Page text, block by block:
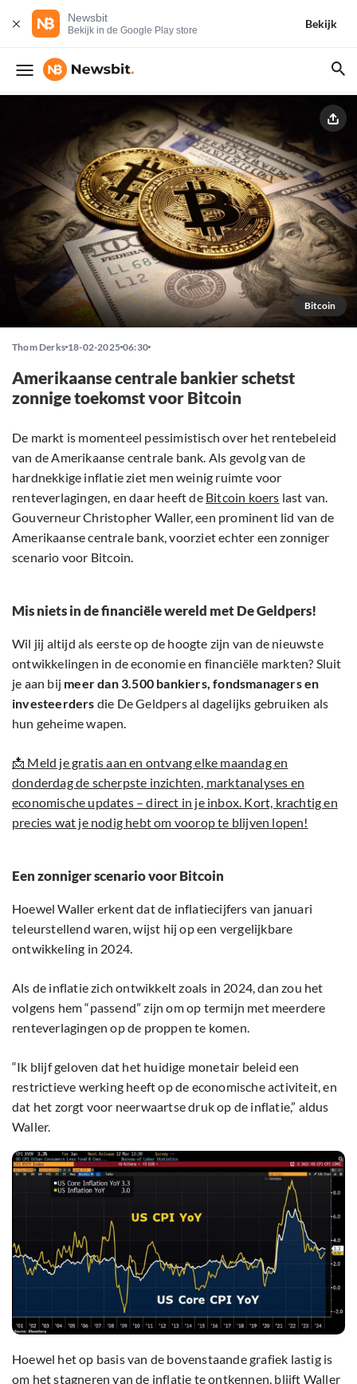
Newsbit
Bekijk in de Google Play store
Bekijk
Bitcoin
Thom Derks 18-02-2025 06:30
Amerikaanse centrale bankier schetst
zonnige toekomst voor Bitcoin
De markt is momenteel pessimistisch over het rentebeleid
van de Amerikaanse centrale bank. Als gevolg van de
hardnekkige inflatie ziet men weinig ruimte voor
renteverlagingen, en daar heeft de Bitcoin koers last van.
Gouverneur Christopher Waller, een prominent lid van de
Amerikaanse centrale bank, voorziet echter een zonniger
scenario voor Bitcoin.
Mis niets in de financiële wereld met De Geldpers!
Wil jij altijd als eerste op de hoogte zijn van de nieuwste
ontwikkelingen in de economie en financiële markten? Sluit
je aan bij meer dan 3.500 bankiers, fondsmanagers en
investeerders die De Geldpers al dagelijks gebruiken als
hun geheime wapen.
📩 Meld je gratis aan en ontvang elke maandag en
donderdag de scherpste inzichten, marktanalyses en
economische updates – direct in je inbox. Kort, krachtig en
precies wat je nodig hebt om voorop te blijven lopen!
Een zonniger scenario voor Bitcoin
Hoewel Waller erkent dat de inflatiecijfers van januari
teleurstellend waren, wijst hij op een vergelijkbare
ontwikkeling in 2024.
Als de inflatie zich ontwikkelt zoals in 2024, dan zou het
volgens hem “passend” zijn om op termijn met meerdere
renteverlagingen op de proppen te komen.
“Ik blijf geloven dat het huidige monetair beleid een
restrictieve werking heeft op de economische activiteit, en
dat het zorgt voor neerwaartse druk op de inflatie,” aldus
Waller.
Hoewel het op basis van de bovenstaande grafiek lastig is
om het stagneren van de inflatie te ontkennen, blijft Waller